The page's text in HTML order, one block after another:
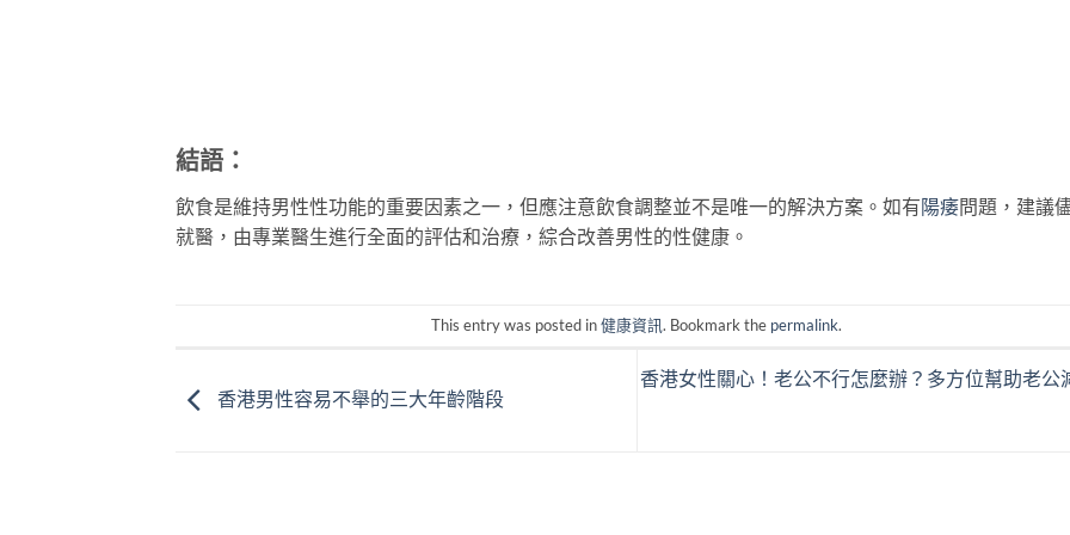
結語：
飲食是維持男性性功能的重要因素之一，但應注意飲食調整並不是唯一的解決方案。如有陽痿問題，建議
就醫，由專業醫生進行全面的評估和治療，綜合改善男性的性健康。
This entry was posted in健康資訊. Bookmark the permalink.
香港男性容易不舉的三大年齡階段
香港女性關心！老公不行怎麼辦？多方位幫助老公